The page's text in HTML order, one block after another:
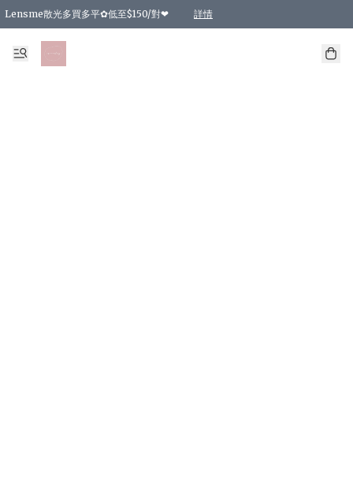
Lensme散光多買多平✿低至$150/對❤ 詳情
台灣Karacon⁩✧日拋 特價清貨❁⃘
日本韓國多款日/月拋現貨☼ 特價❤︎數量有限 售完即止
🇰🇷韓國多款月拋現貨 特價兩對$99✿數量有限 售完即止♫
精選商品，任選買2件或以上9 折；買4件或以上85 折；買6件或以上8 折
精選商品，任選買2件HKD 140.00；買4件HKD 260.00
精選商品，任選買2件HKD 190.00；買4件HKD 360.00
精選商品，任選買2件HKD 110.00；買4件HKD 180.00
精選商品，任選買2件HKD 170.00；買4件HKD 320.00
精選商品，任選買2件或以上減HKD 148.00
精選商品，任選買2件或以上減HKD 148.00
精選商品，任選買2件或以上95 折；買4件或以上9 折；買6件或以上85 折；買8件
精選商品，任選買12件或以上87 折
精選商品，任選買2件或以上減HKD 16.00；買4件或以上減HKD 32.00；買6
精選商品，任選買2件或以上95 折；買4件或以上9 折；買8件或以上85 折；買12
購物滿 HKD 800.00即享免運費優惠！（適用於 特定的送貨方式 )